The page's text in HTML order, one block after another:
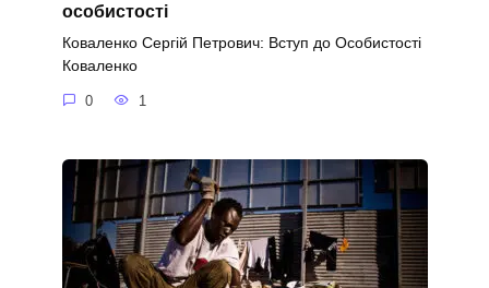
особистості
Коваленко Сергій Петрович: Вступ до Особистості
Коваленко
0 1